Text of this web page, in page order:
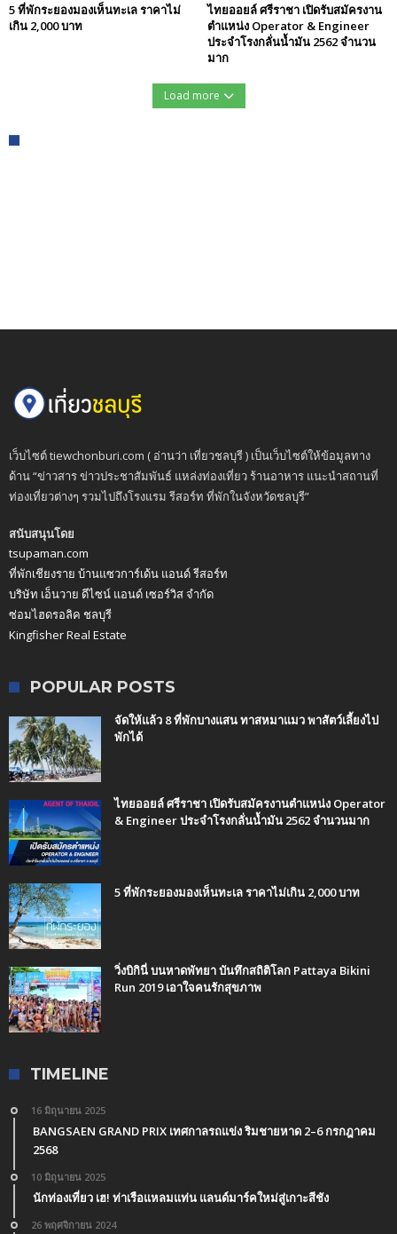
5 ที่พักระยองมองเห็นทะเล ราคาไม่
เกิน 2,000 บาท
ไทยออยล์ ศรีราชา เปิดรับสมัครงาน
ตำแหน่ง Operator & Engineer
ประจำโรงกลั่นน้ำมัน 2562 จำนวน
มาก
Load more
เว็บไซต์ tiewchonburi.com ( อ่านว่า เที่ยวชลบุรี ) เป็นเว็บไซต์ให้ข้อมูลทาง
ด้าน “ข่าวสาร ข่าวประชาสัมพันธ์ แหล่งท่องเที่ยว ร้านอาหาร แนะนำสถานที่
ท่องเที่ยวต่างๆ รวมไปถึงโรงแรม รีสอร์ท ที่พักในจังหวัดชลบุรี”
สนับสนุนโดย
tsupaman.com
ที่พักเชียงราย บ้านแซวการ์เด้น แอนด์ รีสอร์ท
บริษัท เอ็นวาย ดีไซน์ แอนด์ เซอร์วิส จำกัด
ซ่อมไฮดรอลิค ชลบุรี
Kingfisher Real Estate
POPULAR POSTS
จัดให้แล้ว 8 ที่พักบางแสน ทาสหมาแมว พาสัตว์เลี้ยงไป
พักได้
ไทยออยล์ ศรีราชา เปิดรับสมัครงานตำแหน่ง Operator
& Engineer ประจำโรงกลั่นน้ำมัน 2562 จำนวนมาก
5 ที่พักระยองมองเห็นทะเล ราคาไม่เกิน 2,000 บาท
วิ่งบิกินี่ บนหาดพัทยา บันทึกสถิติโลก Pattaya Bikini
Run 2019 เอาใจคนรักสุขภาพ
TIMELINE
16 มิถุนายน 2025
BANGSAEN GRAND PRIX เทศกาลรถแข่ง ริมชายหาด 2–6 กรกฎาคม
2568
10 มิถุนายน 2025
นักท่องเที่ยว เฮ! ท่าเรือแหลมแท่น แลนด์มาร์คใหม่สู่เกาะสีชัง
26 พฤศจิกายน 2024